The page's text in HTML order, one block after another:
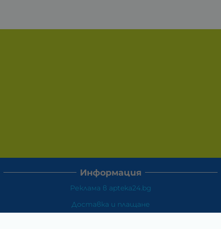
Информация
Реклама в apteka24.bg
Доставка и плащане